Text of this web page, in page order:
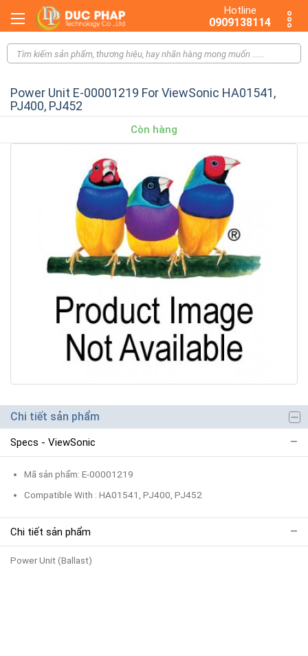
Hotline
0909138114
Power Unit E-00001219 For ViewSonic HA01541,
PJ400, PJ452
Còn hàng
Chi tiết sản phẩm
Specs - ViewSonic
Mã sản phẩm: E-00001219
Compatible With : HA01541, PJ400, PJ452
Chi tiết sản phẩm
Power Unit (Ballast)